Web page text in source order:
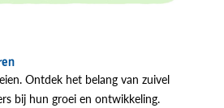
Ontdek het belang van zuivel
bij hun groei en ontwikkeling.